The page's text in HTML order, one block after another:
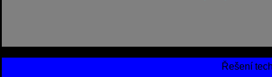
Řešení